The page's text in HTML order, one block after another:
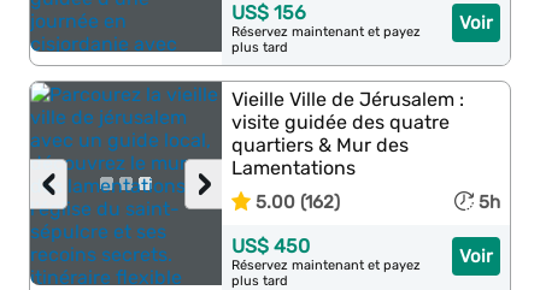
Voir
US$ 156
Réservez maintenant et payez
plus tard
›
‹
Vieille Ville de Jérusalem :
visite guidée des quatre
quartiers & Mur des
Lamentations
5.00 (162) 5h
Voir
US$ 450
Réservez maintenant et payez
plus tard